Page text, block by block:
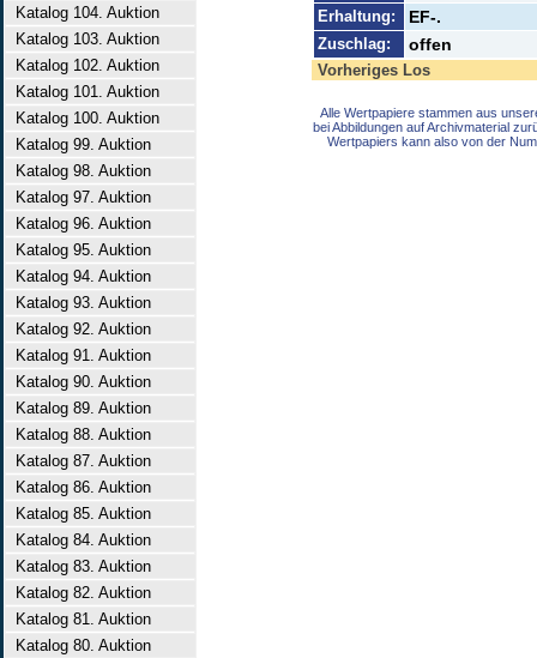
Katalog 104. Auktion
Katalog 103. Auktion
Katalog 102. Auktion
Katalog 101. Auktion
Katalog 100. Auktion
Katalog 99. Auktion
Katalog 98. Auktion
Katalog 97. Auktion
Katalog 96. Auktion
Katalog 95. Auktion
Katalog 94. Auktion
Katalog 93. Auktion
Katalog 92. Auktion
Katalog 91. Auktion
Katalog 90. Auktion
Katalog 89. Auktion
Katalog 88. Auktion
Katalog 87. Auktion
Katalog 86. Auktion
Katalog 85. Auktion
Katalog 84. Auktion
Katalog 83. Auktion
Katalog 82. Auktion
Katalog 81. Auktion
Katalog 80. Auktion
Erhaltung: EF-.
Zuschlag: offen
Vorheriges Los
Alle Wertpapiere stammen aus
bei Abbildungen auf Archivmaterial
Wertpapiers kann also von der